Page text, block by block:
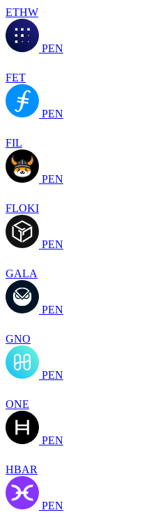
ETHW
PEN
FET
PEN
FIL
PEN
FLOKI
PEN
GALA
PEN
GNO
PEN
ONE
PEN
HBAR
PEN